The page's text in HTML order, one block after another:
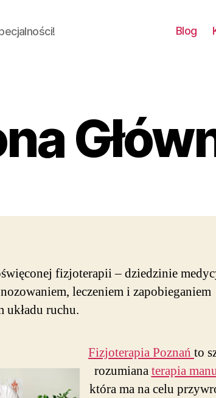
Blog
fizjoterapii – dziedzinie
leczeniem i zapobieganiem
układu ruchu.
Fizjoterapia Poznań to
rozumianaterapia
która ma na celu